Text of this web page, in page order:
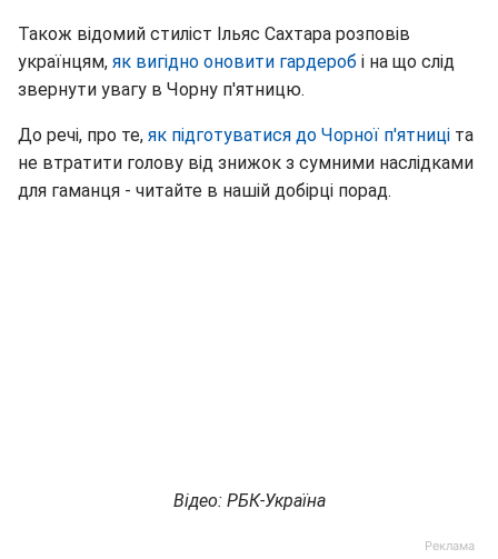
Також відомий стиліст Ільяс Сахтара розповів
українцям, як вигідно оновити гардероб і на що слід
звернути увагу в Чорну п'ятницю.
До речі, про те, як підготуватися до Чорної п'ятниці та
не втратити голову від знижок з сумними наслідками
для гаманця - читайте в нашій добірці порад.
Відео: РБК-Україна